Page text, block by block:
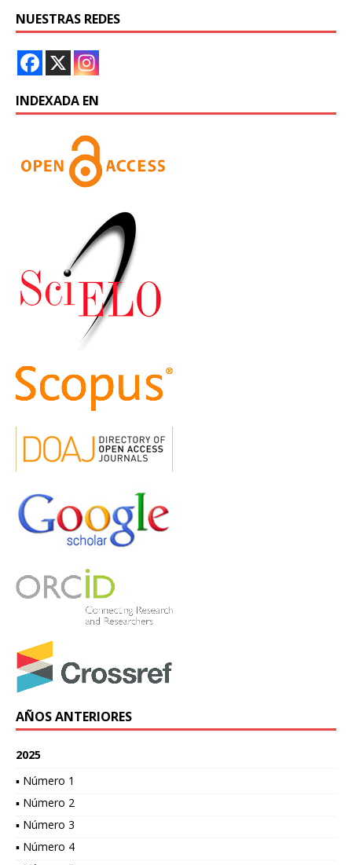
NUESTRAS REDES
INDEXADA EN
AÑOS ANTERIORES
2025
▪ Número 1
▪ Número 2
▪ Número 3
▪ Número 4